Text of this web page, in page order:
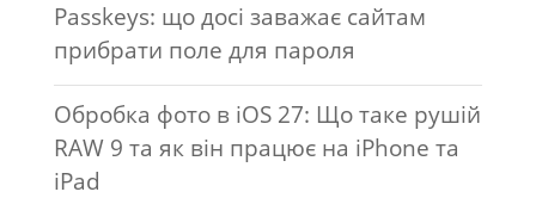
Passkeys: що досі заважає сайтам
прибрати поле для пароля
Обробка фото в iOS 27: Що таке рушій
RAW 9 та як він працює на iPhone та
iPad